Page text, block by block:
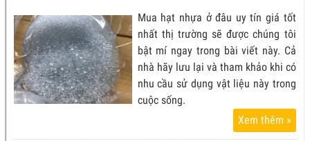
Mua hạt nhựa ở đâu uy tín giá tốt
nhất thị trường sẽ được chúng tôi
bật mí ngay trong bài viết này. Cả
nhà hãy lưu lại và tham khảo khi có
nhu cầu sử dụng vật liệu này trong
cuộc sống.
Xem thêm »